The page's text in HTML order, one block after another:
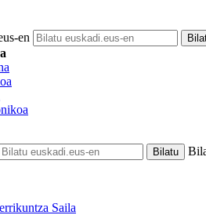
en
Saila